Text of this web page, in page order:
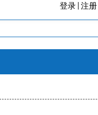
登录 注册